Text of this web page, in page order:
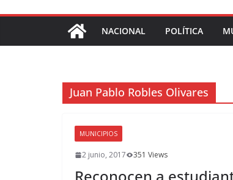
NACIONAL POLÍTICA
Juan Pablo Robles Olivares
MUNICIPIOS
2 junio, 2017 351 Views